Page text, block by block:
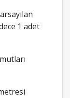
1 adet